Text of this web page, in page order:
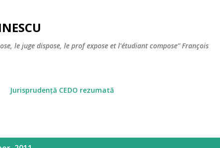
le juge dispose, le prof expose et l'étudiant compose” François
Jurisprudență CEDO rezumată